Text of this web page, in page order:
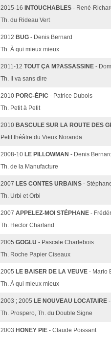
2015-16 INTOUCHABLES - René-
Th. du Rideau Vert
2012 BUG - Denis Bernard
Th. À qui mieux mieux
2011-12 TOUT ÇA M?ASSASSINE -
Th. Il va sans dire
2010 PORC-ÉPIC - Patrice Dubois
Th. Petit à Petit
2010 BASCULE SUR LA ROUTE DES
Petit théâtre du Vieux Noranda
2008-10 LE PILLOWMAN - Denis
Th. de la Manufacture
2007 LES CONTES URBAINS -
Th. Urbi et Orbi
2007 APPELEZ-MOI STÉPHANE -
Th. Hector Charland
2005 GOGLU - Pascale Charlebois
Th. Roche Papier Ciseaux
2005 LE BAISER DE LA VEUVE - Mario
Th. À qui mieux mieux
2003 ; 2005 LE NOUVEAU LOCATAIRE
Th. Prospero, Th. du Double Signe
2003 HONEY PIE - Claude Poissant